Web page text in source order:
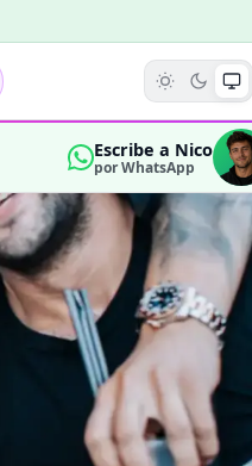
Escribe a Nico
por WhatsApp